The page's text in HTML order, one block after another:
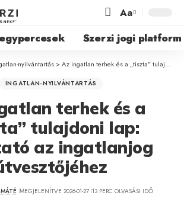
Aa
Szerzi jogi platform
nyilvántartás >Az ingatlan terhek és a „tiszta” tulajdoni lap: Útmutató az ingatlanjog útvesztőjéhez
INGATLAN-NYILVÁNTARTÁS
terhek és a
tulajdoni lap:
az ingatlanjog
MEGJELENÍTVE 2026-01-27 13 PERC OLVASÁSI IDŐ